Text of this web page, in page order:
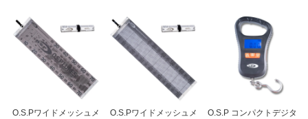
O.S.Pワイドメッシュメ
O.S.Pワイドメッシュメ
O.S.P コンパクトデジタ